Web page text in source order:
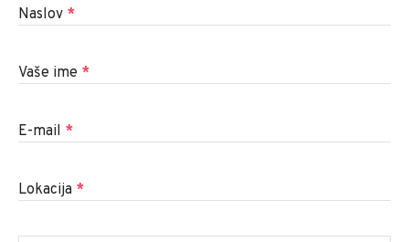
Naslov *
Vaše ime *
E-mail *
Lokacija *